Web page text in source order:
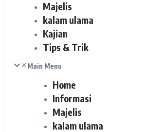
Majelis
kalam ulama
Kajian
Tips & Trik
Main Menu
Home
Informasi
Majelis
kalam ulama